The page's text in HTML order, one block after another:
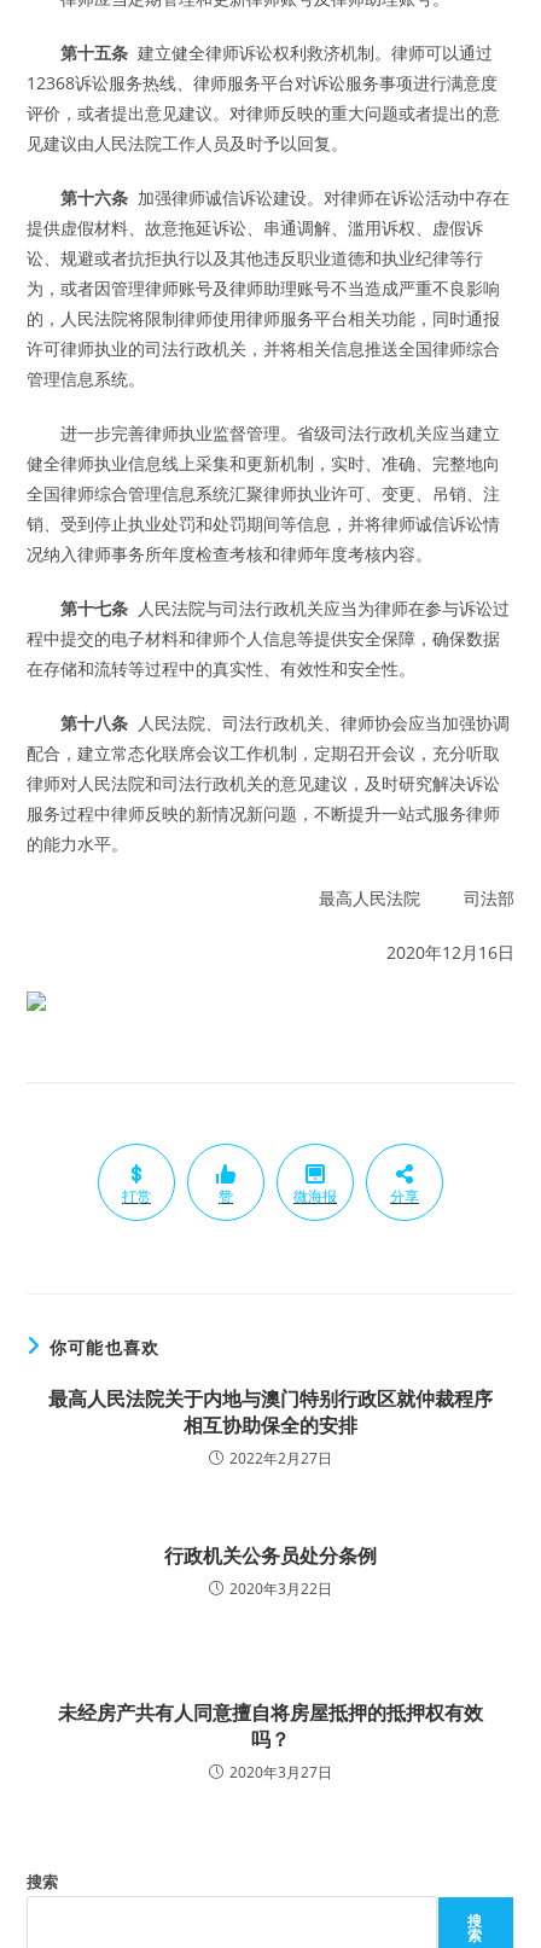
第十五条 建立健全律师诉讼权利救济机制。律师可以通过
12368诉讼服务热线、律师服务平台对诉讼服务事项进行满意度
评价，或者提出意见建议。对律师反映的重大问题或者提出的意
见建议由人民法院工作人员及时予以回复。
第十六条 加强律师诚信诉讼建设。对律师在诉讼活动中存在
提供虚假材料、故意拖延诉讼、串通调解、滥用诉权、虚假诉
讼、规避或者抗拒执行以及其他违反职业道德和执业纪律等行
为，或者因管理律师账号及律师助理账号不当造成严重不良影响
的，人民法院将限制律师使用律师服务平台相关功能，同时通报
许可律师执业的司法行政机关，并将相关信息推送全国律师综合
管理信息系统。
进一步完善律师执业监督管理。省级司法行政机关应当建立
健全律师执业信息线上采集和更新机制，实时、准确、完整地向
全国律师综合管理信息系统汇聚律师执业许可、变更、吊销、注
销、受到停止执业处罚和处罚期间等信息，并将律师诚信诉讼情
况纳入律师事务所年度检查考核和律师年度考核内容。
第十七条 人民法院与司法行政机关应当为律师在参与诉讼过
程中提交的电子材料和律师个人信息等提供安全保障，确保数据
在存储和流转等过程中的真实性、有效性和安全性。
第十八条 人民法院、司法行政机关、律师协会应当加强协调
配合，建立常态化联席会议工作机制，定期召开会议，充分听取
律师对人民法院和司法行政机关的意见建议，及时研究解决诉讼
服务过程中律师反映的新情况新问题，不断提升一站式服务律师
的能力水平。
最高人民法院 司法部
2020年12月16日
打赏 赞 微海报 分享
你可能也喜欢
最高人民法院关于内地与澳门特别行政区就仲裁程序
相互协助保全的安排
2022年2月27日
行政机关公务员处分条例
2020年3月22日
未经房产共有人同意擅自将房屋抵押的抵押权有效
吗？
2020年3月27日
搜索
搜
索